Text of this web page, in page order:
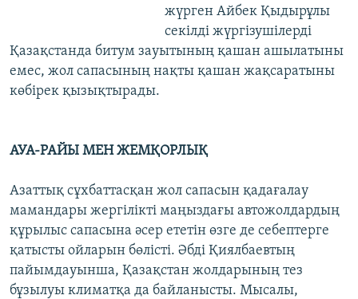
жүрген Айбек Қыдырұлы
секілді жүргізушілерді
Қазақстанда битум зауытының қашан ашылатыны
емес, жол сапасының нақты қашан жақсаратыны
көбірек қызықтырады.
АУА-РАЙЫ МЕН ЖЕМҚОРЛЫҚ
Азаттық сұхбаттасқан жол сапасын қадағалау
мамандары жергілікті маңыздағы автожолдардың
құрылыс сапасына әсер ететін өзге де себептерге
қатысты ойларын бөлісті. Әбді Қиялбаевтың
пайымдауынша, Қазақстан жолдарының тез
бұзылуы климатқа да байланысты. Мысалы,